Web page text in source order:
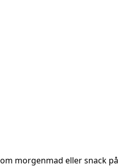
morgenmad eller snack på